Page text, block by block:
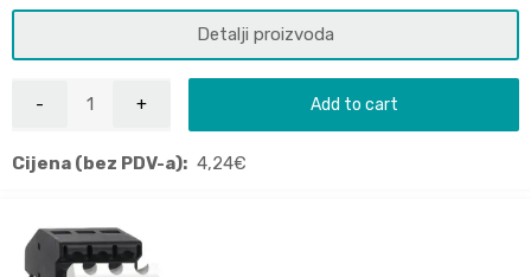
Detalji proizvoda
Add to cart
Cijena (bez PDV-a): 4,24€